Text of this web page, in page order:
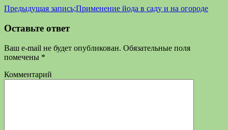
Предыдущая запись;Применение йода в саду и на огороде
Оставьте ответ
Ваш e-mail не будет опубликован. Обязательные поля
помечены *
Комментарий